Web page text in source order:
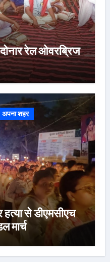
रेल ओवरब्रिज
अपना शहर
से डीएमसीएच
मार्च